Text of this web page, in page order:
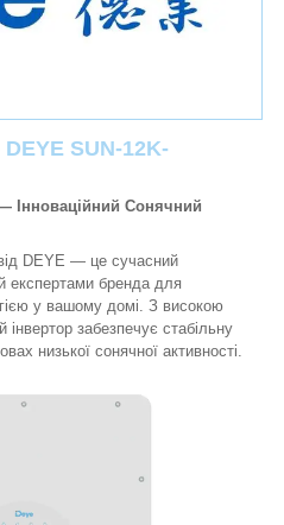
SUN-12K-
Інноваційний Сонячний
DEYE — це сучасний
експертами бренда для
у вашому домі. З високою
забезпечує стабільну
низької сонячної активності.